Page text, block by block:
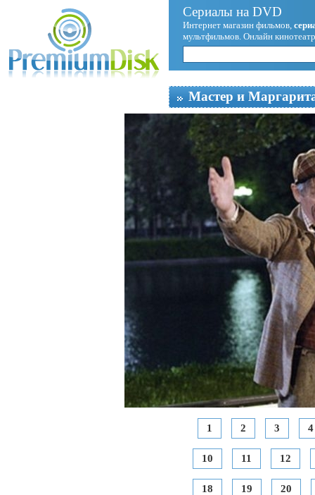
Сериалы на DVD
Интернет магазин фильмов,
мультфильмов. Онлайн
Мастер и
1 2 3 4
10 11 12
18 19 20